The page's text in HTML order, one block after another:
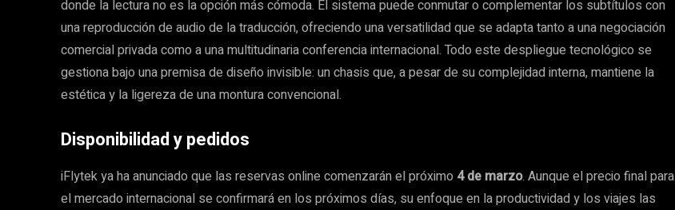
donde la lectura no es la opción más cómoda. El sistema puede conmutar o complementar los subtítulos con
una reproducción de audio de la traducción, ofreciendo una versatilidad que se adapta tanto a una negociación
comercial privada como a una multitudinaria conferencia internacional. Todo este despliegue tecnológico se
gestiona bajo una premisa de diseño invisible: un chasis que, a pesar de su complejidad interna, mantiene la
estética y la ligereza de una montura convencional.
Disponibilidad y pedidos
iFlytek ya ha anunciado que las reservas online comenzarán el próximo 4 de marzo. Aunque el precio final para
el mercado internacional se confirmará en los próximos días, su enfoque en la productividad y los viajes las